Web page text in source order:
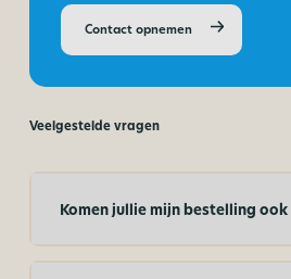
Contact opnemen
Veelgestelde vragen
Komen jullie mijn bestelling